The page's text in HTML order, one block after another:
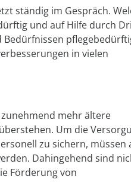
ständig im Gespräch.
und auf Hilfe durch
Bedürfnissen
in vielen
mehr ältere
Um die
zu sichern, müssen
Dahingehend sind
Förderung von